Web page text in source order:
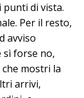
punti di vista.
Per il resto,
avviso
sì forse no,
mostri la
arrivi,